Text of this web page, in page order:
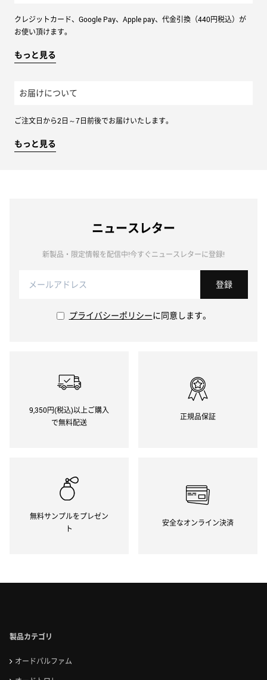
クレジットカード、Google Pay、Apple pay、代金引換（440円税込）が
お使い頂けます。
もっと見る
お届けについて
ご注文日から2日～7日前後でお届けいたします。
もっと見る
ニュースレター
新製品・限定情報を配信中!今すぐニュースレターに登録!
登録
プライバシーポリシーに同意します。
9,350円(税込)以上ご購入
で無料配送
正規品保証
無料サンプルをプレゼン
ト
安全なオンライン決済
製品カテゴリ
オードパルファム